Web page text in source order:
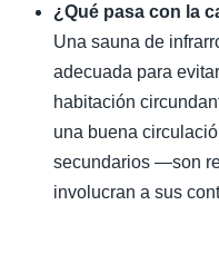
¿Qué pasa con la
Una sauna de
adecuada para
habitación
una buena
secundarios —son
involucran a sus